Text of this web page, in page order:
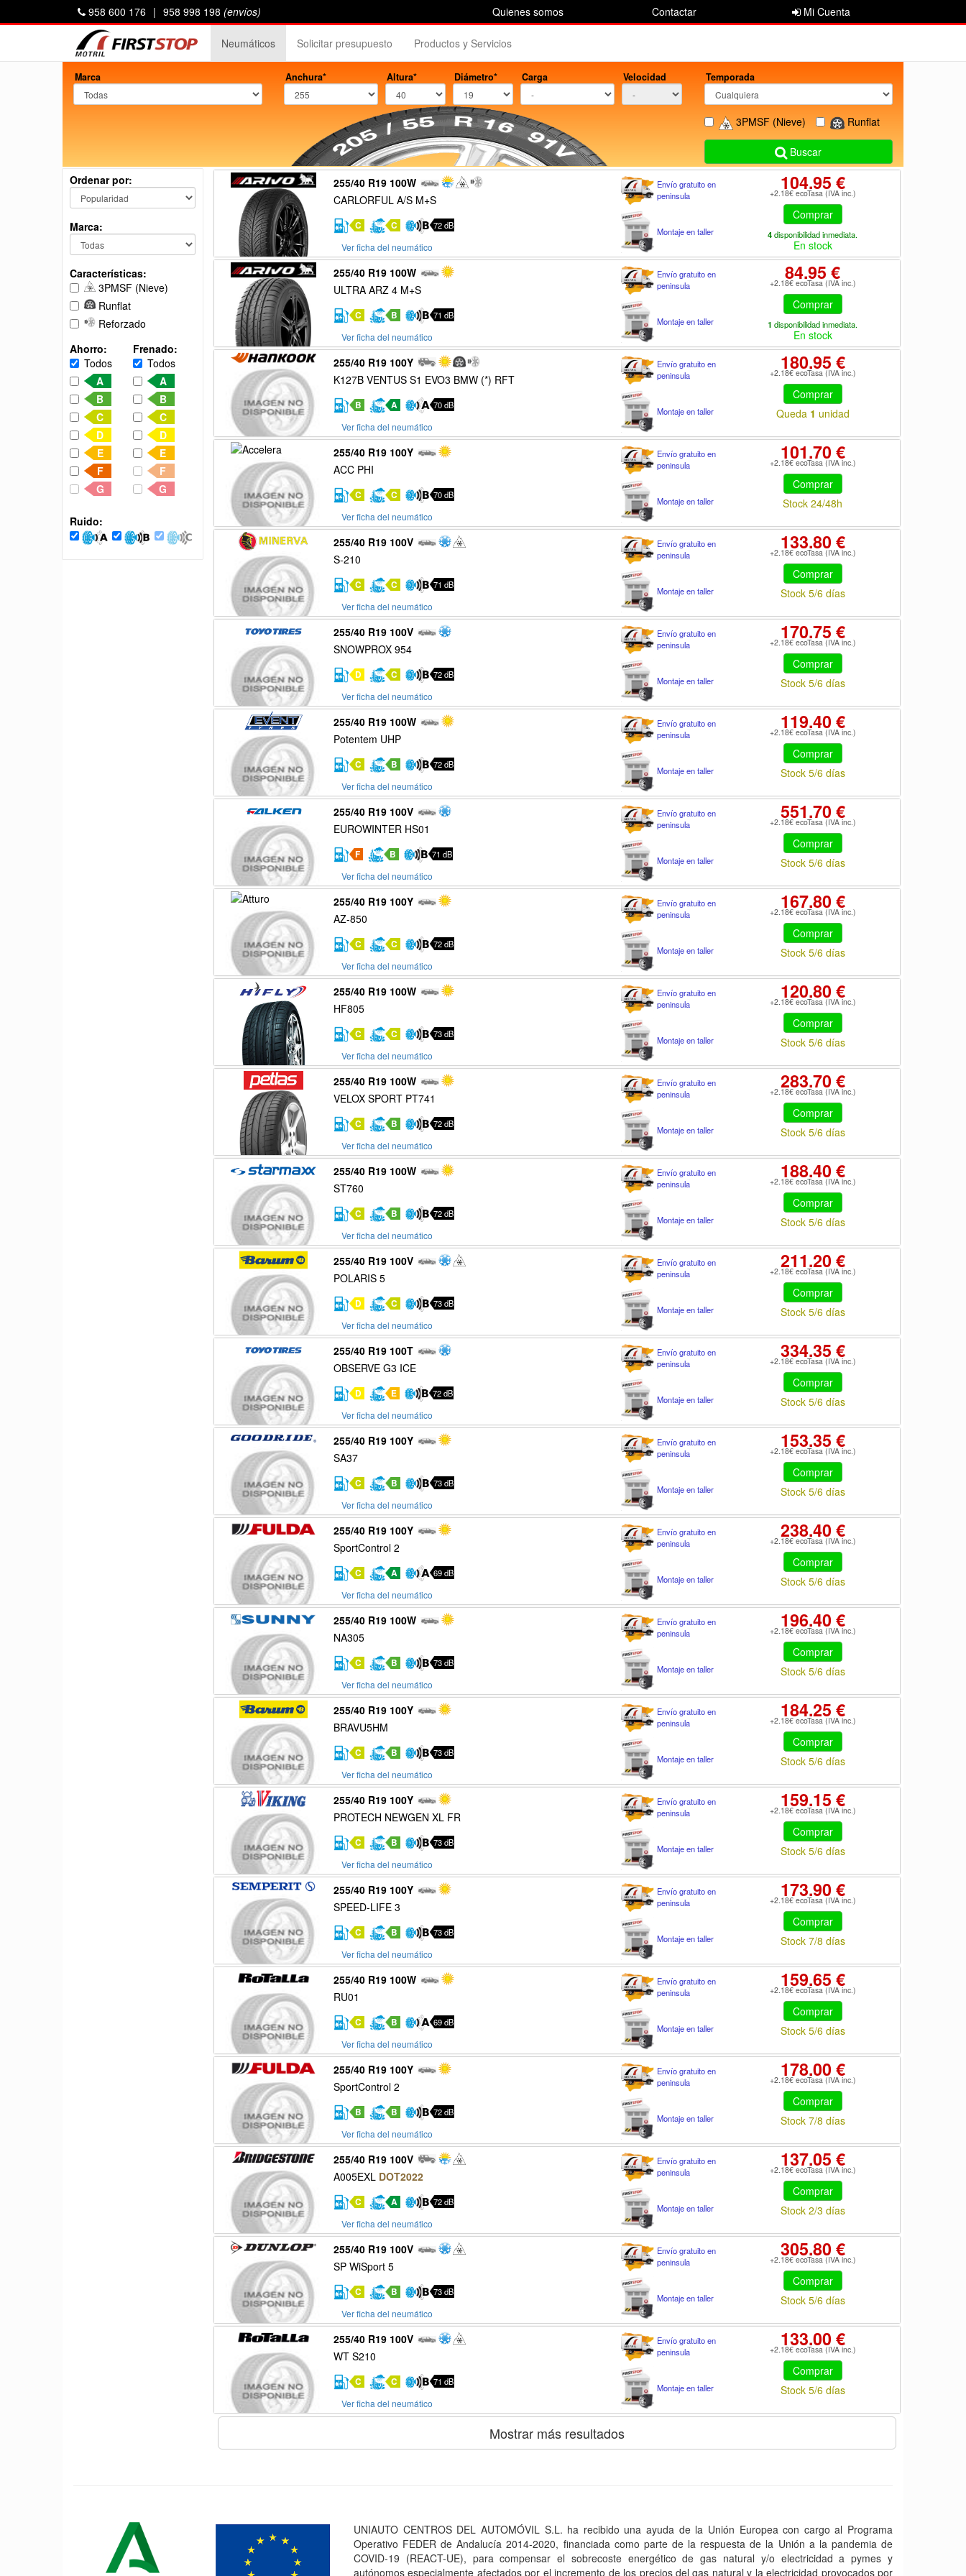
Quienes somos Contactar Mi Cuenta
958 600 176 | 958 998 198 (envíos)
Neumáticos Solicitar presupuesto Productos y Servicios
Marca Anchura* Altura* Diámetro* Carga Velocidad Temporada
3PMSF (Nieve) Runflat
Buscar
Ordenar por:
Marca:
Características:
3PMSF (Nieve)
Runflat
Reforzado
Ahorro:
Todos
A
B
C
D
E
F
G
Frenado:
Todos
A
B
C
D
E
F
G
Ruido:
255/40 R19 100W
CARLORFUL A/S M+S
C C 72 dB
Ver ficha del neumático
Envío gratuito en
peninsula
Montaje en taller
104.95 €
+2.18€ ecoTasa (IVA inc.)
Comprar
4disponibilidad inmediata.
En stock
255/40 R19 100W
ULTRA ARZ 4 M+S
C B 71 dB
Ver ficha del neumático
Envío gratuito en
peninsula
Montaje en taller
84.95 €
+2.18€ ecoTasa (IVA inc.)
Comprar
1 disponibilidad inmediata.
En stock
255/40 R19 100Y
K127B VENTUS S1 EVO3 BMW (*) RFT
B A 70 dB
Ver ficha del neumático
Envío gratuito en
peninsula
Montaje en taller
180.95 €
+2.18€ ecoTasa (IVA inc.)
Comprar
Queda 1 unidad
255/40 R19 100Y
ACC PHI
C C 70 dB
Ver ficha del neumático
Envío gratuito en
peninsula
Montaje en taller
101.70 €
+2.18€ ecoTasa (IVA inc.)
Comprar
Stock 24/48h
255/40 R19 100V
S-210
C C 71 dB
Ver ficha del neumático
Envío gratuito en
peninsula
Montaje en taller
133.80 €
+2.18€ ecoTasa (IVA inc.)
Comprar
Stock 5/6 días
255/40 R19 100V
SNOWPROX 954
D C 72 dB
Ver ficha del neumático
Envío gratuito en
peninsula
Montaje en taller
170.75 €
+2.18€ ecoTasa (IVA inc.)
Comprar
Stock 5/6 días
255/40 R19 100W
Potentem UHP
C B 72 dB
Ver ficha del neumático
Envío gratuito en
peninsula
Montaje en taller
119.40 €
+2.18€ ecoTasa (IVA inc.)
Comprar
Stock 5/6 días
255/40 R19 100V
EUROWINTER HS01
F B 71 dB
Ver ficha del neumático
Envío gratuito en
peninsula
Montaje en taller
551.70 €
+2.18€ ecoTasa (IVA inc.)
Comprar
Stock 5/6 días
255/40 R19 100Y
AZ-850
C C 72 dB
Ver ficha del neumático
Envío gratuito en
peninsula
Montaje en taller
167.80 €
+2.18€ ecoTasa (IVA inc.)
Comprar
Stock 5/6 días
255/40 R19 100W
HF805
C C 73 dB
Ver ficha del neumático
Envío gratuito en
peninsula
Montaje en taller
120.80 €
+2.18€ ecoTasa (IVA inc.)
Comprar
Stock 5/6 días
255/40 R19 100W
VELOX SPORT PT741
C B 72 dB
Ver ficha del neumático
Envío gratuito en
peninsula
Montaje en taller
283.70 €
+2.18€ ecoTasa (IVA inc.)
Comprar
Stock 5/6 días
255/40 R19 100W
ST760
C B 72 dB
Ver ficha del neumático
Envío gratuito en
peninsula
Montaje en taller
188.40 €
+2.18€ ecoTasa (IVA inc.)
Comprar
Stock 5/6 días
255/40 R19 100V
POLARIS 5
D C 73 dB
Ver ficha del neumático
Envío gratuito en
peninsula
Montaje en taller
211.20 €
+2.18€ ecoTasa (IVA inc.)
Comprar
Stock 5/6 días
255/40 R19 100T
OBSERVE G3 ICE
D E 72 dB
Ver ficha del neumático
Envío gratuito en
peninsula
Montaje en taller
334.35 €
+2.18€ ecoTasa (IVA inc.)
Comprar
Stock 5/6 días
255/40 R19 100Y
SA37
C B 73 dB
Ver ficha del neumático
Envío gratuito en
peninsula
Montaje en taller
153.35 €
+2.18€ ecoTasa (IVA inc.)
Comprar
Stock 5/6 días
255/40 R19 100Y
SportControl 2
C A 69 dB
Ver ficha del neumático
Envío gratuito en
peninsula
Montaje en taller
238.40 €
+2.18€ ecoTasa (IVA inc.)
Comprar
Stock 5/6 días
255/40 R19 100W
NA305
C B 73 dB
Ver ficha del neumático
Envío gratuito en
peninsula
Montaje en taller
196.40 €
+2.18€ ecoTasa (IVA inc.)
Comprar
Stock 5/6 días
255/40 R19 100Y
BRAVU5HM
C B 73 dB
Ver ficha del neumático
Envío gratuito en
peninsula
Montaje en taller
184.25 €
+2.18€ ecoTasa (IVA inc.)
Comprar
Stock 5/6 días
255/40 R19 100Y
PROTECH NEWGEN XL FR
C B 73 dB
Ver ficha del neumático
Envío gratuito en
peninsula
Montaje en taller
159.15 €
+2.18€ ecoTasa (IVA inc.)
Comprar
Stock 5/6 días
255/40 R19 100Y
SPEED-LIFE 3
C B 73 dB
Ver ficha del neumático
Envío gratuito en
peninsula
Montaje en taller
173.90 €
+2.18€ ecoTasa (IVA inc.)
Comprar
Stock 7/8 días
255/40 R19 100W
RU01
C B 69 dB
Ver ficha del neumático
Envío gratuito en
peninsula
Montaje en taller
159.65 €
+2.18€ ecoTasa (IVA inc.)
Comprar
Stock 5/6 días
255/40 R19 100Y
SportControl 2
B B 72 dB
Ver ficha del neumático
Envío gratuito en
peninsula
Montaje en taller
178.00 €
+2.18€ ecoTasa (IVA inc.)
Comprar
Stock 7/8 días
255/40 R19 100V
A005EXL DOT2022
C A 72 dB
Ver ficha del neumático
Envío gratuito en
peninsula
Montaje en taller
137.05 €
+2.18€ ecoTasa (IVA inc.)
Comprar
Stock 2/3 días
255/40 R19 100V
SP WiSport 5
C B 73 dB
Ver ficha del neumático
Envío gratuito en
peninsula
Montaje en taller
305.80 €
+2.18€ ecoTasa (IVA inc.)
Comprar
Stock 5/6 días
255/40 R19 100V
WT S210
C C 71 dB
Ver ficha del neumático
Envío gratuito en
peninsula
Montaje en taller
133.00 €
+2.18€ ecoTasa (IVA inc.)
Comprar
Stock 5/6 días
Mostrar más resultados
UNIAUTO CENTROS DEL AUTOMÓVIL S.L. ha recibido una ayuda de la Unión Europea con cargo al Programa
Operativo FEDER de Andalucía 2014-2020, financiada como parte de la respuesta de la Unión a la pandemia de
COVID-19 (REACT-UE), para compensar el sobrecoste energético de gas natural y/o electricidad a pymes y
autónomos especialmente afectados por el incremento de los precios del gas natural y la electricidad provocados por